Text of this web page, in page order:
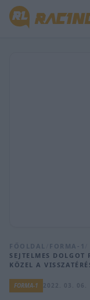
FŐOLDAL FORMA-1
SEJTELMES
KÖZEL A
FORMA-1